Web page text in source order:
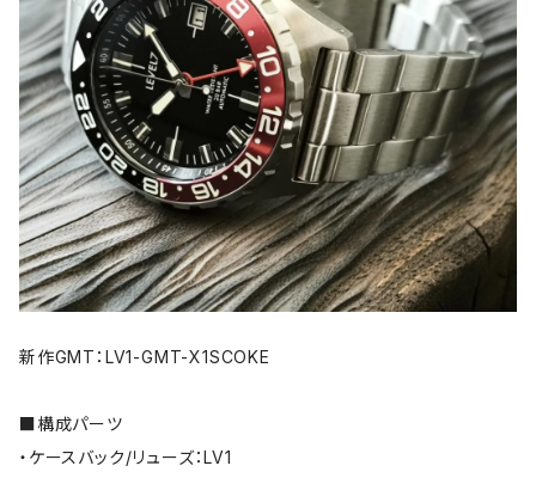
新作GMT：LV1-GMT-X1SCOKE
■構成パーツ
・ケースバック/リューズ：LV1